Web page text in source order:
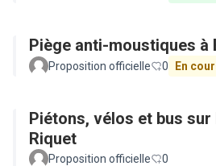
Piège anti-moustiques à
Proposition officielle 0 En
Piétons, vélos et bus sur
Riquet
Proposition officielle 0